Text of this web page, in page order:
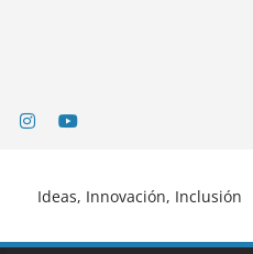
Ideas, Innovación, Inclusión